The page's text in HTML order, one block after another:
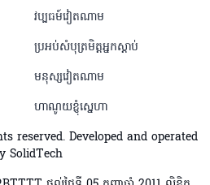
វប្បធម៍វៀតណាម
ប្រអប់សំបុត្រមិត្តអ្នកស្តាប់
មនុស្សវៀតណាម
ហាណូយខ្ញុំស្នេហា
reserved. Developed and operated
SolidTech